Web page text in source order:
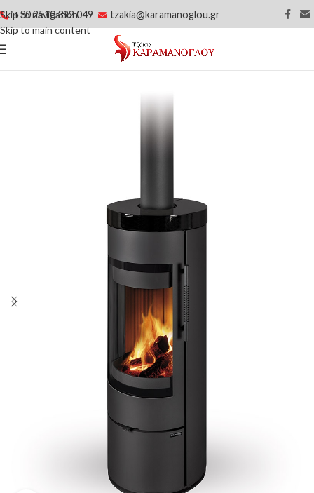
Skip to navigation
Skip to main content
+30 2510 392 049 tzakia@karamanoglou.gr